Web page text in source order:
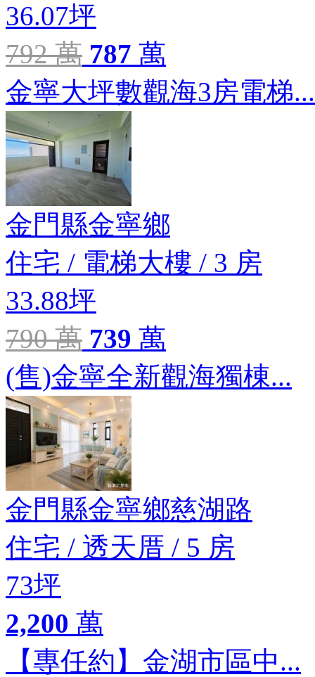
36.07坪
792 萬 787 萬
金寧大坪數觀海3房電梯...
金門縣金寧鄉
住宅 / 電梯大樓 / 3 房
33.88坪
790 萬 739 萬
(售)金寧全新觀海獨棟...
金門縣金寧鄉慈湖路
住宅 / 透天厝 / 5 房
73坪
2,200 萬
【專任約】金湖市區中...